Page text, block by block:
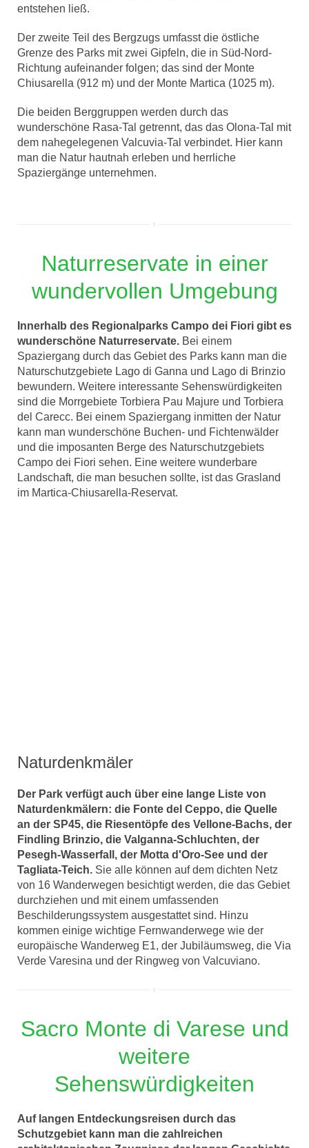
entstehen ließ.
Der zweite Teil des Bergzugs umfasst die östliche
Grenze des Parks mit zwei Gipfeln, die in Süd-Nord-
Richtung aufeinander folgen; das sind der Monte
Chiusarella (912 m) und der Monte Martica (1025 m).
Die beiden Berggruppen werden durch das
wunderschöne Rasa-Tal getrennt, das das Olona-Tal mit
dem nahegelegenen Valcuvia-Tal verbindet. Hier kann
man die Natur hautnah erleben und herrliche
Spaziergänge unternehmen.
Naturreservate in einer
wundervollen Umgebung
Innerhalb des Regionalparks Campo dei Fiori gibt es
wunderschöne Naturreservate. Bei einem
Spaziergang durch das Gebiet des Parks kann man die
Naturschutzgebiete Lago di Ganna und Lago di Brinzio
bewundern. Weitere interessante Sehenswürdigkeiten
sind die Morrgebiete Torbiera Pau Majure und Torbiera
del Carecc. Bei einem Spaziergang inmitten der Natur
kann man wunderschöne Buchen- und Fichtenwälder
und die imposanten Berge des Naturschutzgebiets
Campo dei Fiori sehen. Eine weitere wunderbare
Landschaft, die man besuchen sollte, ist das Grasland
im Martica-Chiusarella-Reservat.
Naturdenkmäler
Der Park verfügt auch über eine lange Liste von
Naturdenkmälern: die Fonte del Ceppo, die Quelle
an der SP45, die Riesentöpfe des Vellone-Bachs, der
Findling Brinzio, die Valganna-Schluchten, der
Pesegh-Wasserfall, der Motta d'Oro-See und der
Tagliata-Teich. Sie alle können auf dem dichten Netz
von 16 Wanderwegen besichtigt werden, die das Gebiet
durchziehen und mit einem umfassenden
Beschilderungssystem ausgestattet sind. Hinzu
kommen einige wichtige Fernwanderwege wie der
europäische Wanderweg E1, der Jubiläumsweg, die Via
Verde Varesina und der Ringweg von Valcuviano.
Sacro Monte di Varese und
weitere
Sehenswürdigkeiten
Auf langen Entdeckungsreisen durch das
Schutzgebiet kann man die zahlreichen